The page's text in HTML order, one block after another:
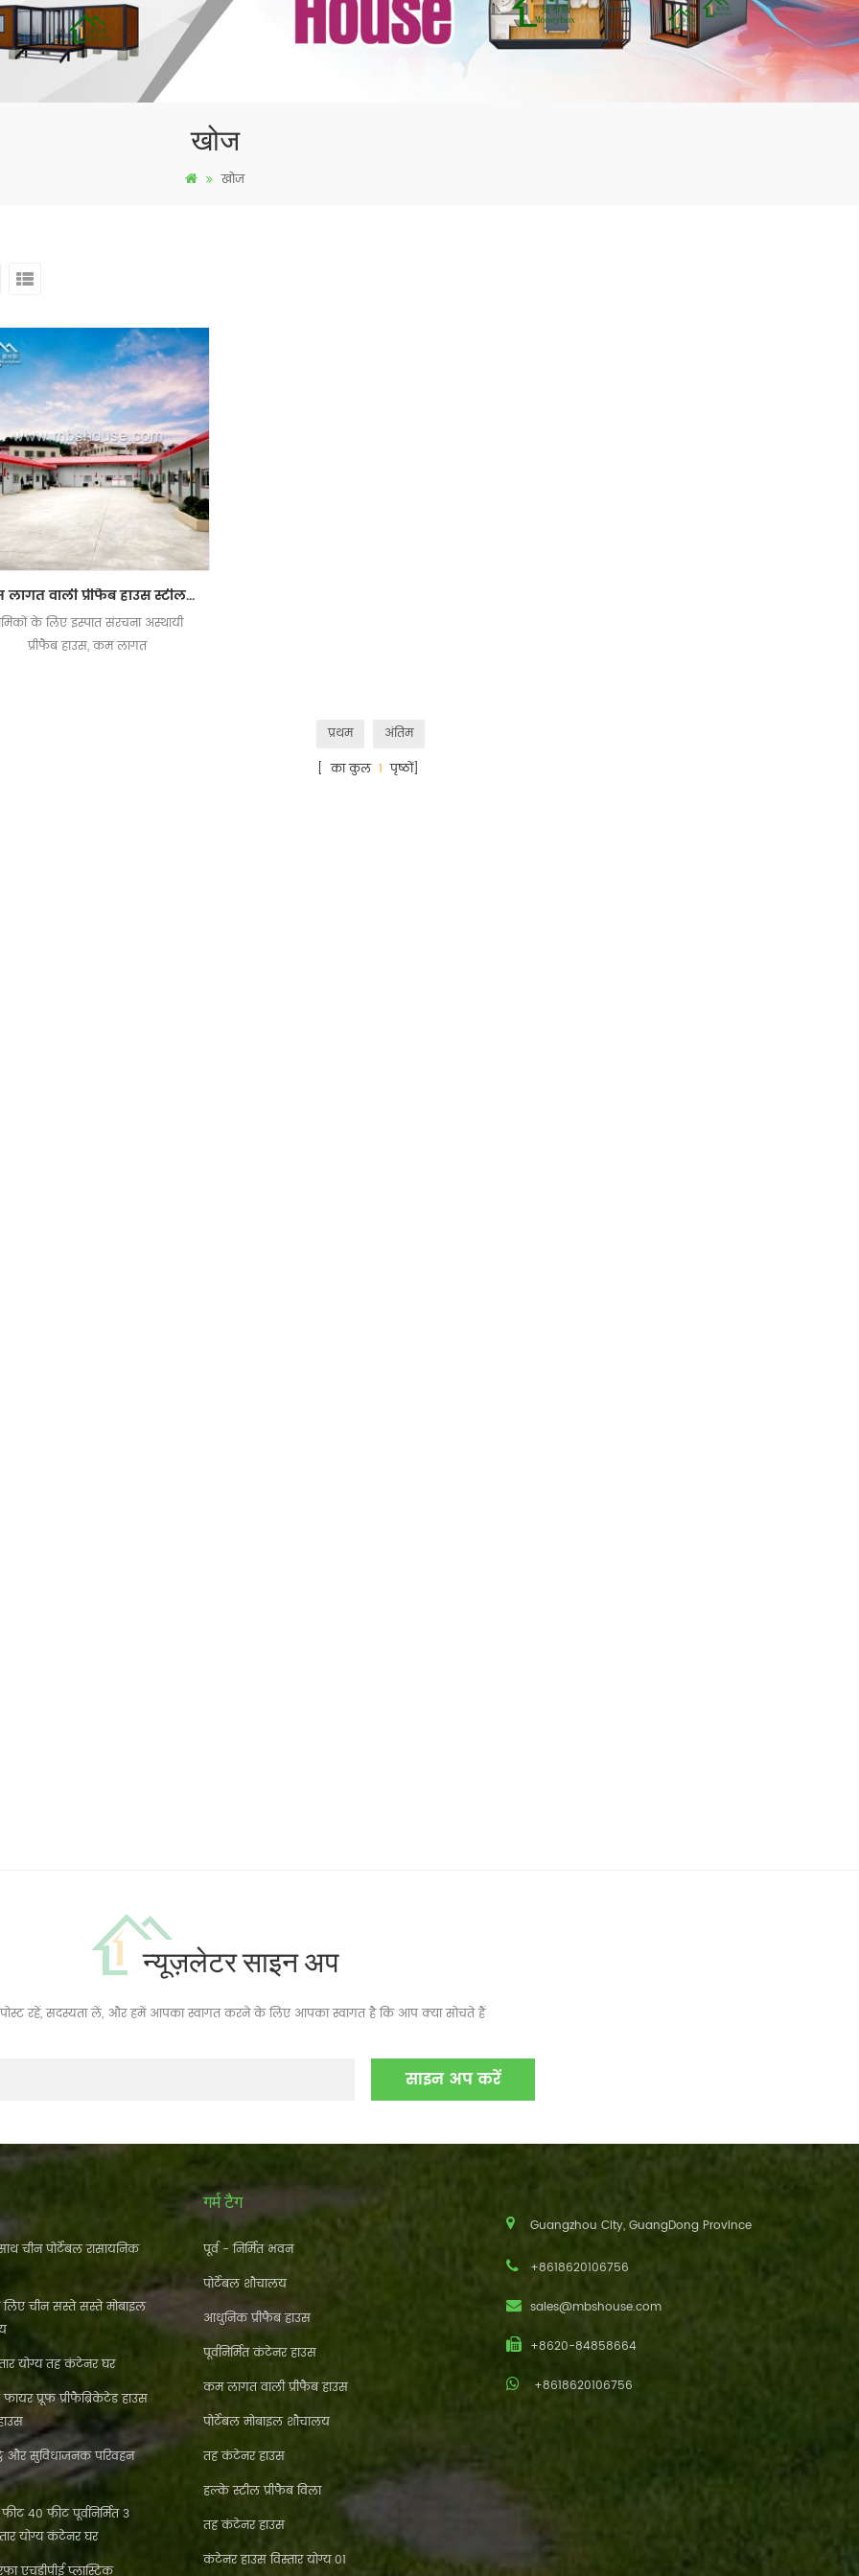
खोज
खोज
कम लागत वाली प्रीफैब हाउस स्टील स्ट्रक्चर अस्थायी श्रमिक आवास प्रीफैब हाउस
के लिए इस्पात संरचना अस्थायी
प्रीफैब हाउस, कम लागत
प्रथम
अंतिम
[ का कुल1 पृष्ठों]
न्यूज़लेटर साइन अप
रहें, सदस्यता लें, और हमें आपका स्वागत करने के लिए आपका स्वागत है कि आप क्या सोचते हैं
चीन पोर्टेबल रासायनिक
चीन सस्ते सस्ते मोबाइल
योग्य तह कंटेनर घर
प्रूफ प्रीफैब्रिकेटेड हाउस
और सुविधाजनक परिवहन
40 फीट पूर्वनिर्मित 3
योग्य कंटेनर घर
एचडीपीई प्लास्टिक
गर्म टैग
पूर्व - निर्मित भवन
पोर्टेबल शौचालय
आधुनिक प्रीफैब हाउस
पूर्वनिर्मित कंटेनर हाउस
कम लागत वाली प्रीफैब हाउस
पोर्टेबल मोबाइल शौचालय
तह कंटेनर हाउस
हल्के स्टील प्रीफैब विला
तह कंटेनर हाउस
कंटेनर हाउस विस्तार योग्य 01
Guangzhou City, GuangDong Province
+8618620106756
sales@mbshouse.com
+8620-84858664
+8618620106756
mbshou
se.com